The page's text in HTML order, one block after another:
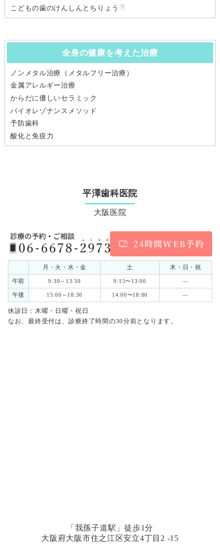
こどもの歯のけんしんとちりょう
全身の健康を考えた治療
ノンメタル治療（メタルフリー治療）
金属アレルギー治療
からだに優しいセラミック
バイオレゾナンスメソッド
予防歯科
酸化と免疫力
平澤歯科医院
大阪医院
月・火・水・金 土
木・日・祝
午前
9:30～13:30 9:15〜13:00 ―
午後 15:00～18:30 14:00〜18:00 ―
休診日：木曜・日曜・祝日
なお、最終受付は、診療終了時間の30分前となります。
「我孫子道駅」徒歩1分
大阪府大阪市住之江区安立4丁目2 -15